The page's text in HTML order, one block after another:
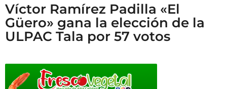
Víctor Ramírez Padilla «El
Güero» gana la elección de la
ULPAC Tala por 57 votos